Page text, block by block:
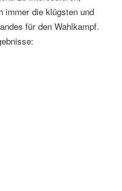
immer die klügsten und
für den Wahlkampf.
r